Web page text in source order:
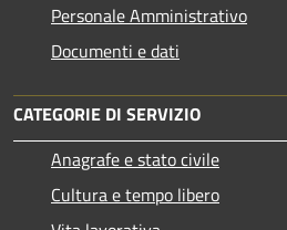
Personale Amministrativo
Documenti e dati
CATEGORIE DI SERVIZIO
Anagrafe e stato civile
Cultura e tempo libero